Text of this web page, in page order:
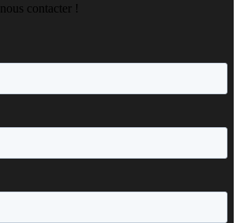
contacter !